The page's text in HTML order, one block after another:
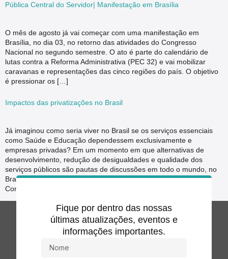
Pública Central do Servidor| Manifestação em Brasília
O mês de agosto já vai começar com uma manifestação em
Brasília, no dia 03, no retorno das atividades do Congresso
Nacional no segundo semestre. O ato é parte do calendário de
lutas contra a Reforma Administrativa (PEC 32) e vai mobilizar
caravanas e representações das cinco regiões do país. O objetivo
é pressionar os […]
Impactos das privatizações no Brasil
Já imaginou como seria viver no Brasil se os serviços essenciais
como Saúde e Educação dependessem exclusivamente e
empresas privadas? Em um momento em que alternativas de
desenvolvimento, redução de desigualdades e qualidade dos
serviços públicos são pautas de discussões em todo o mundo, no
Brasil, é apresentada ao Congresso uma proposta de Emenda
Constitucional, […]
Fique por dentro das nossas
últimas atualizações, eventos e
informações importantes.